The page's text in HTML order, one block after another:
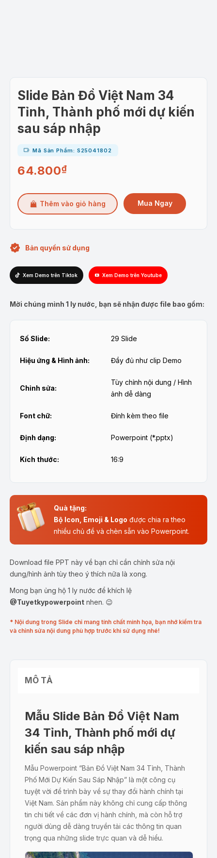
Slide Bản Đồ Việt Nam 34
Tỉnh, Thành phố mới dự kiến
sau sáp nhập
Mã Sản Phẩm: S25041802
64.800₫
Thêm vào giỏ hàng Mua Ngay
Bản quyền sử dụng
Xem Demo trên Tiktok Xem Demo trên Youtube
Mời chúng mình 1 ly nước, bạn sẽ nhận được file bao gồm:
Số Slide: 29 Slide
Hiệu ứng & Hình ảnh: Đầy đủ như clip Demo
Chỉnh sửa:
Tùy chỉnh nội dung / Hình
ảnh dễ dàng
Font chữ: Đính kèm theo file
Định dạng: Powerpoint (*.pptx)
Kích thước: 16:9
Quà tặng:
Bộ Icon, Emoji & Logo được chia ra theo
nhiều chủ đề và chèn sẵn vào Powerpoint.
Download file PPT này về bạn chỉ cần chỉnh sửa nội
dung/hình ảnh tùy theo ý thích nữa là xong.
Mong bạn ủng hộ 1 ly nước để khích lệ
@Tuyetkypowerpoint nhen. 😉
* Nội dung trong Slide chỉ mang tính chất minh họa, bạn nhớ kiểm tra
và chỉnh sửa nội dung phù hợp trước khi sử dụng nhé!
MÔ TẢ
Mẫu Slide Bản Đồ Việt Nam
34 Tỉnh, Thành phố mới dự
kiến sau sáp nhập
Mẫu Powerpoint “Bản Đồ Việt Nam 34 Tỉnh, Thành
Phố Mới Dự Kiến Sau Sáp Nhập” là một công cụ
tuyệt vời để trình bày về sự thay đổi hành chính tại
Việt Nam. Sản phẩm này không chỉ cung cấp thông
tin chi tiết về các đơn vị hành chính, mà còn hỗ trợ
người dùng dễ dàng truyền tải các thông tin quan
trọng qua những slide trực quan và dễ hiểu.